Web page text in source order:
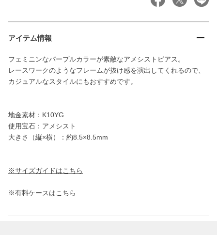
アイテム情報
フェミニンなパープルカラーが素敵なアメシストピアス。
レースワークのようなフレームが抜け感を演出してくれるので、
カジュアルなスタイルにもおすすめです。
地金素材：K10YG
使用宝石：アメシスト
大きさ（縦×横）：約8.5×8.5mm
※サイズガイドはこちら
※有料ケースはこちら